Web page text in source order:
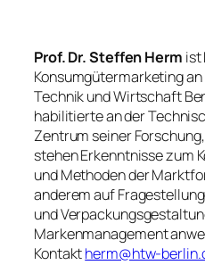
Prof. Dr. Steffen Herm ist
Konsumgütermarketing
Technik und Wirtschaft
habilitierte an der
Zentrum seiner
stehen Erkenntnisse zum
und Methoden der
anderem auf
und
Markenmanagement
Kontaktherm@htw-